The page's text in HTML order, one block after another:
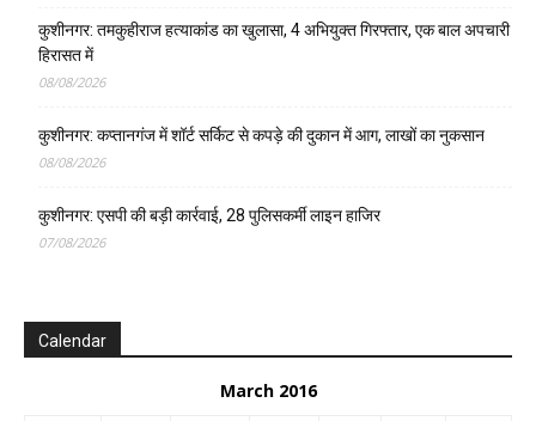
कुशीनगर: तमकुहीराज हत्याकांड का खुलासा, 4 अभियुक्त गिरफ्तार, एक बाल अपचारी
हिरासत में
08/08/2026
कुशीनगर: कप्तानगंज में शॉर्ट सर्किट से कपड़े की दुकान में आग, लाखों का नुकसान
08/08/2026
कुशीनगर: एसपी की बड़ी कार्रवाई, 28 पुलिसकर्मी लाइन हाजिर
07/08/2026
Calendar
March 2016